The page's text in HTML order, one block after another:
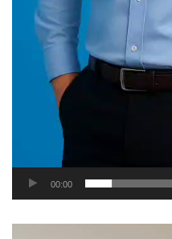
00:00